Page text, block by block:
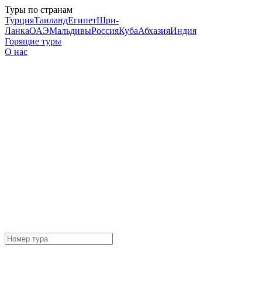
Туры по странам
ТурцияТаиландЕгипетШри-
ЛанкаОАЭМальдивыРоссияКубаАбхазияИндия
Горящие туры
О нас